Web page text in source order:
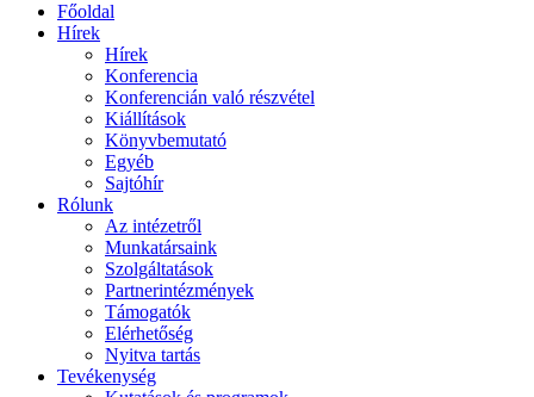
Főoldal
Hírek
Hírek
Konferencia
Konferencián való részvétel
Kiállítások
Könyvbemutató
Egyéb
Sajtóhír
Rólunk
Az intézetről
Munkatársaink
Szolgáltatások
Partnerintézmények
Támogatók
Elérhetőség
Nyitva tartás
Tevékenység